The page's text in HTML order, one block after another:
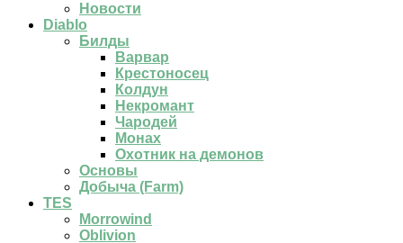
Новости
Diablo
Билды
Варвар
Крестоносец
Колдун
Некромант
Чародей
Монах
Охотник на демонов
Основы
Добыча (Farm)
TES
Morrowind
Oblivion